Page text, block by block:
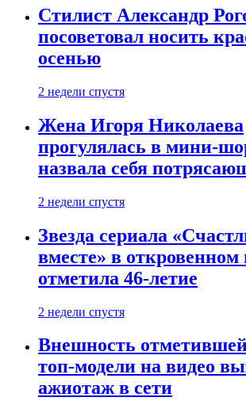
Стилист Александр
посоветовал носить
осенью
2 недели спустя
Жена Игоря Николаева
прогулялась в мини-
назвала себя
2 недели спустя
Звезда сериала
вместе» в откровенном
отметила 46-летие
2 недели спустя
Внешность
топ-модели на видео
ажиотаж в сети